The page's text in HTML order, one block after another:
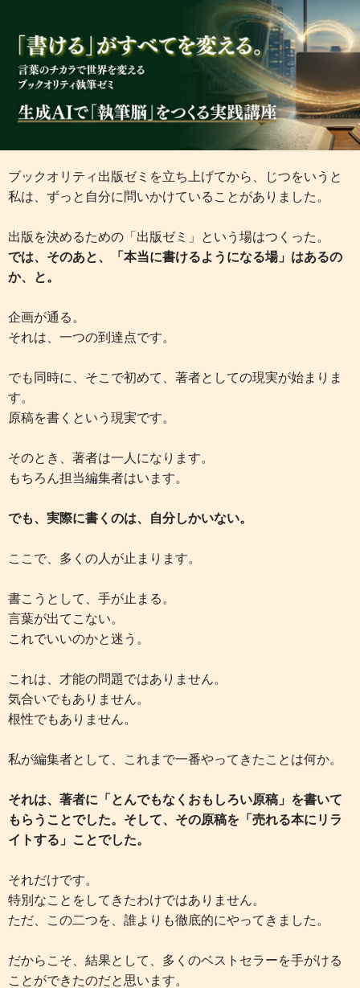
ブックオリティ出版ゼミを立ち上げてから、じつをいうと
私は、ずっと自分に問いかけていることがありました。
出版を決めるための「出版ゼミ」という場はつくった。
では、そのあと、「本当に書けるようになる場」はあるの
か、と。
企画が通る。
それは、一つの到達点です。
でも同時に、そこで初めて、著者としての現実が始まりま
す。
原稿を書くという現実です。
そのとき、著者は一人になります。
もちろん担当編集者はいます。
でも、実際に書くのは、自分しかいない。
ここで、多くの人が止まります。
書こうとして、手が止まる。
言葉が出てこない。
これでいいのかと迷う。
これは、才能の問題ではありません。
気合いでもありません。
根性でもありません。
私が編集者として、これまで一番やってきたことは何か。
それは、著者に「とんでもなくおもしろい原稿」を書いて
もらうことでした。そして、その原稿を「売れる本にリラ
イトする」ことでした。
それだけです。
特別なことをしてきたわけではありません。
ただ、この二つを、誰よりも徹底的にやってきました。
だからこそ、結果として、多くのベストセラーを手がける
ことができたのだと思います。